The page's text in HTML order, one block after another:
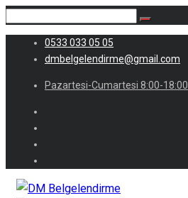
0533 033 05 05
dmbelgelendirme@gmail.com
Pazartesi-Cumartesi 8:00-18:00